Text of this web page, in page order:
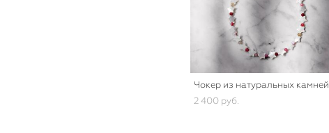
Чокер из натуральных камней
2 400 pуб.